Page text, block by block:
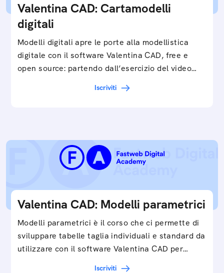
Valentina CAD: Cartamodelli
digitali
Modelli digitali apre le porte alla modellistica
digitale con il software Valentina CAD, free e
open source: partendo dall’esercizio del video…
Iscriviti
Valentina CAD: Modelli parametrici
Modelli parametrici è il corso che ci permette di
sviluppare tabelle taglia individuali e standard da
utilizzare con il software Valentina CAD per…
Iscriviti